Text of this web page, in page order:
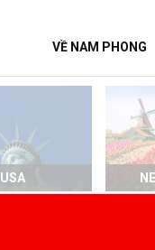
VỀ NAM PHONG
USA